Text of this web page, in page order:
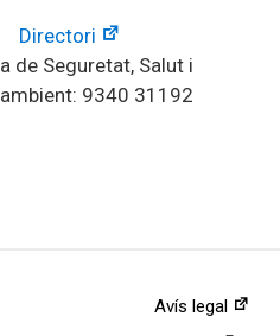
Directori
de Seguretat, Salut i
9340 31192
Avís legal